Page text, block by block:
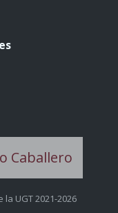
UGT 2021-2026